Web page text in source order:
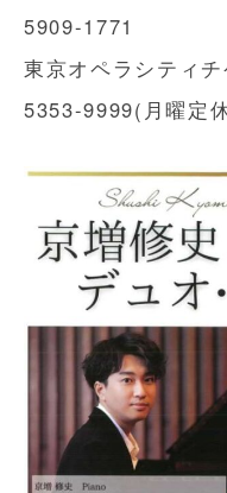
5909-1771
東京オペラシテ
5353-9999(月曜定